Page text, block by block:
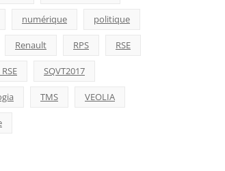
numérique politique
Renault RPS RSE
SQVT2017
TMS VEOLIA